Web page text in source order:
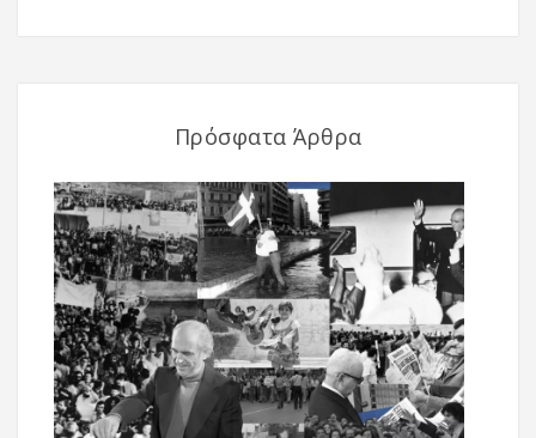
Πρόσφατα Άρθρα